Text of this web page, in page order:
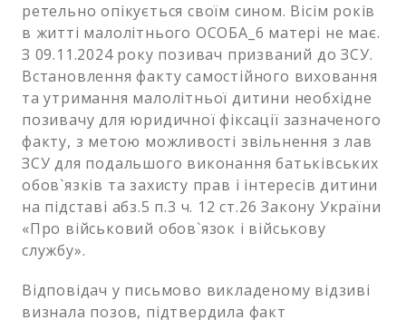
ретельно опікується своїм сином. Вісім років
в житті малолітнього ОСОБА_6 матері не має.
З 09.11.2024 року позивач призваний до ЗСУ.
Встановлення факту самостійного виховання
та утримання малолітньої дитини необхідне
позивачу для юридичної фіксації зазначеного
факту, з метою можливості звільнення з лав
ЗСУ для подальшого виконання батьківських
обов`язків та захисту прав і інтересів дитини
на підставі абз.5 п.3 ч. 12 ст.26 Закону України
«Про військовий обов`язок і військову
службу».
Відповідач у письмово викладеному відзиві
визнала позов, підтвердила факт